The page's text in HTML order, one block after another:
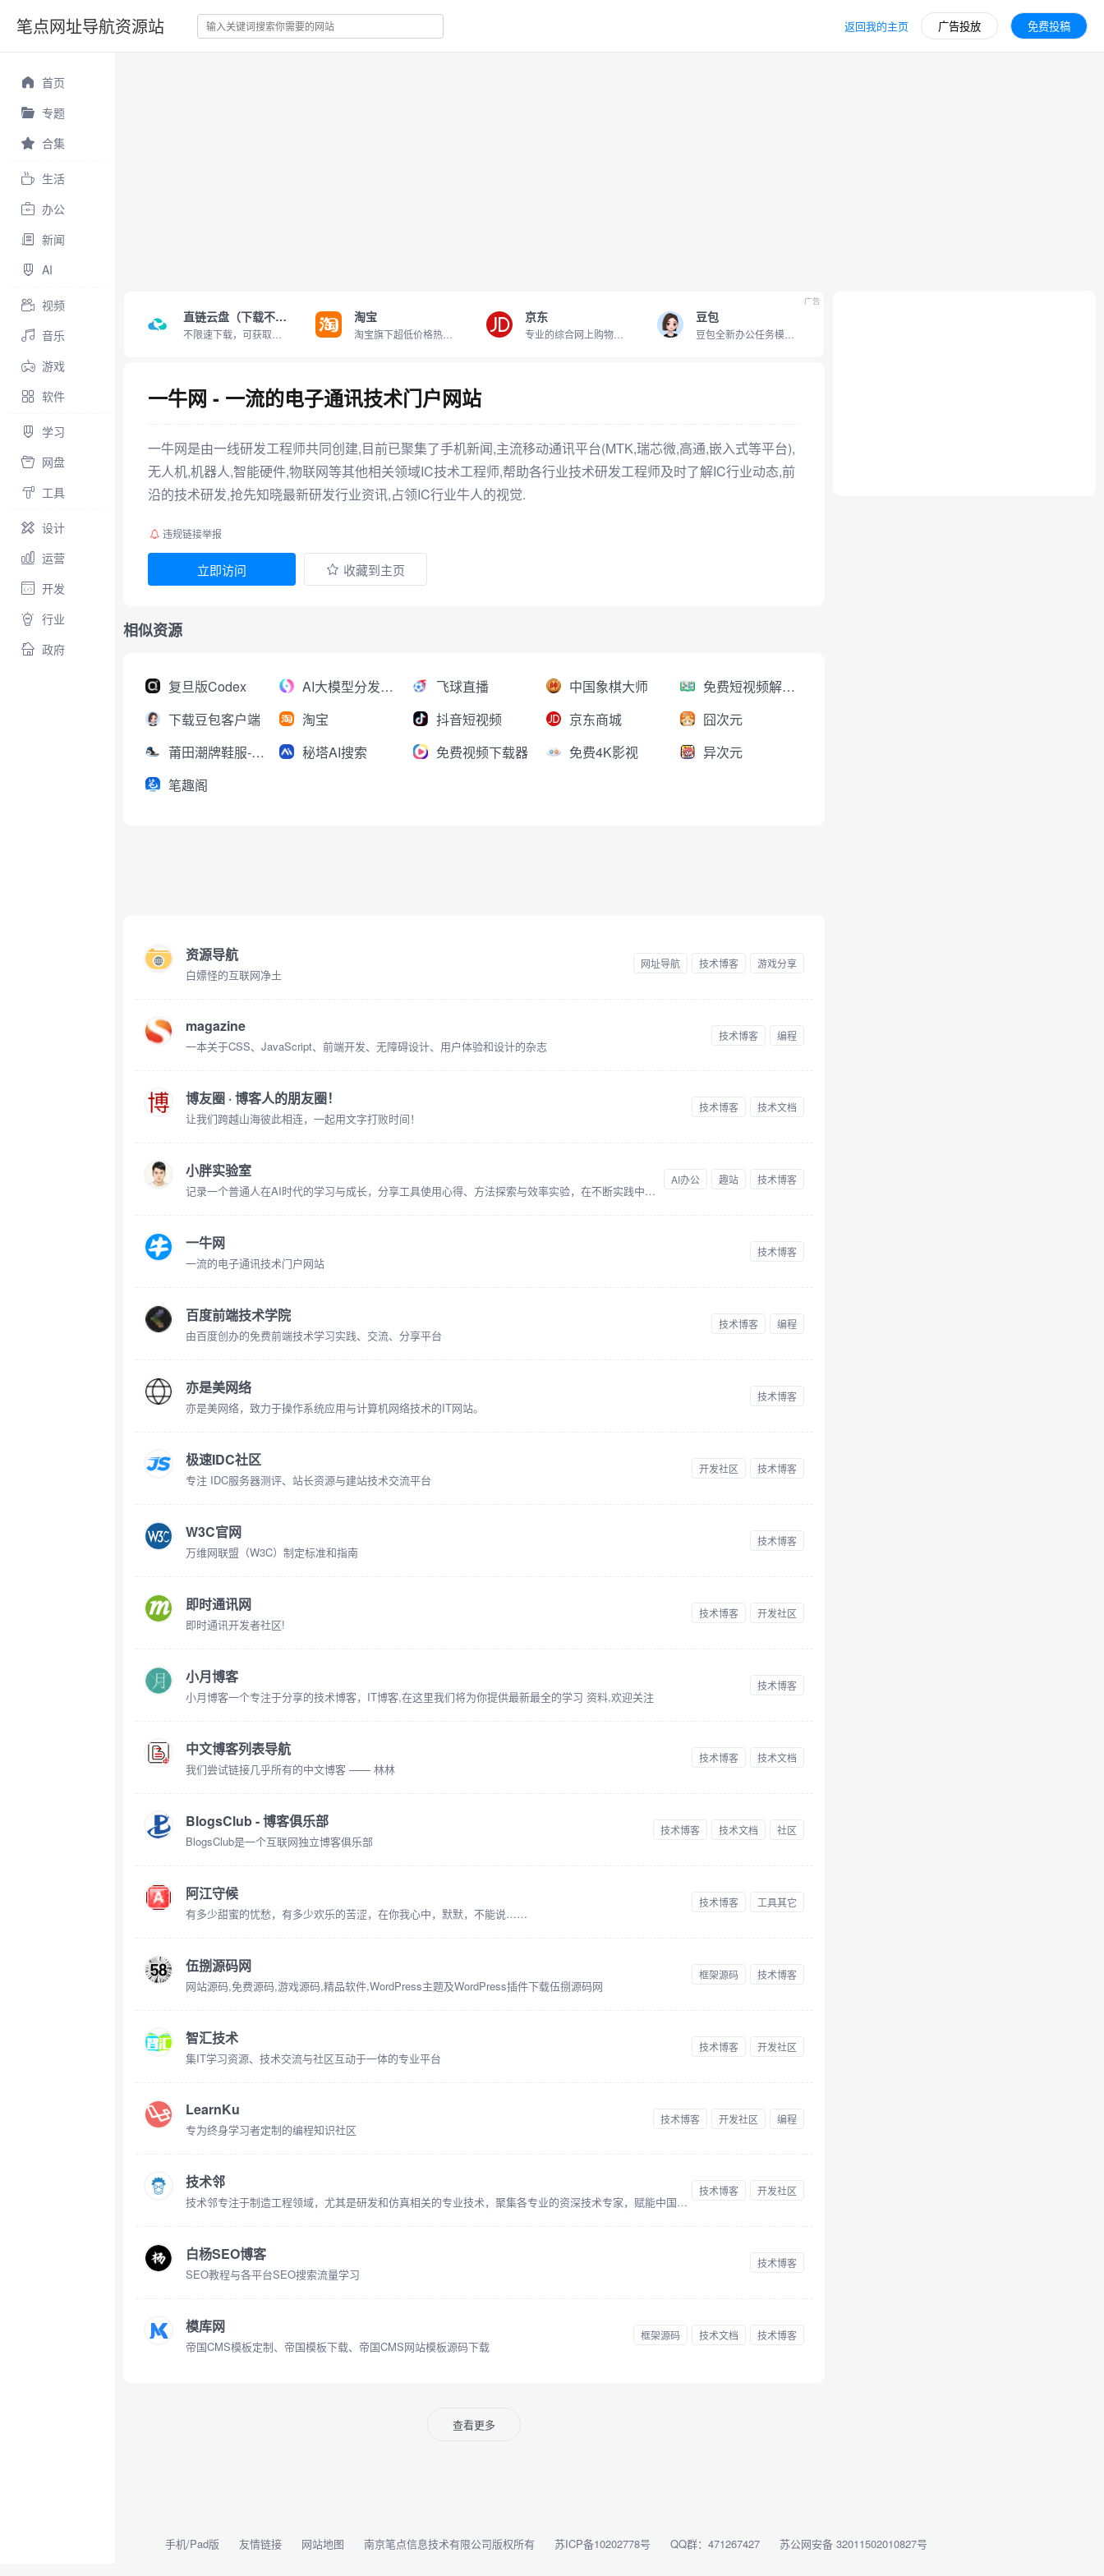
笔点网址导航资源站 返回我的主页 广告投放 免费投稿
首页
专题
合集
生活
办公
新闻
AI
视频
音乐
游戏
软件
学习
网盘
工具
设计
运营
开发
行业
政府
直链云盘（下载不限速） 淘宝 京东 豆包
广告
一牛网 - 一流的电子通讯技术门户网站
一牛网是由一线研发工程师共同创建,目前已聚集了手机新闻,主流移动通讯平台(MTK,瑞芯微,高通,嵌入式等平台),
无人机,机器人,智能硬件,物联网等其他相关领域IC技术工程师,帮助各行业技术研发工程师及时了解IC行业动态,前
沿的技术研发,抢先知晓最新研发行业资讯,占领IC行业牛人的视觉.
违规链接举报
立即访问 收藏到主页
相似资源
复旦版Codex AI大模型分发平台 飞球直播 中国象棋大师
免费短视频解析下载
下载豆包客户端
淘宝 抖音短视频 京东商城
囧次元
莆田潮牌鞋服-工厂直销
秘塔AI搜索 免费视频下载器 免费4K影视
异次元
笔趣阁
资源导航
白嫖怪的互联网净土
网址导航 技术博客 游戏分享
magazine
一本关于CSS、JavaScript、前端开发、无障碍设计、用户体验和设计的杂志
技术博客 编程
博友圈 · 博客人的朋友圈！
让我们跨越山海彼此相连，一起用文字打败时间！
技术博客 技术文档
小胖实验室
记录一个普通人在AI时代的学习与成长，分享工具使用心得、方法探索与效率实验，在不断实践中寻找属于自己的生产力路径。
AI办公 趣站 技术博客
一牛网
一流的电子通讯技术门户网站
技术博客
百度前端技术学院
由百度创办的免费前端技术学习实践、交流、分享平台
技术博客 编程
亦是美网络
亦是美网络，致力于操作系统应用与计算机网络技术的IT网站。
技术博客
极速IDC社区
专注 IDC服务器测评、站长资源与建站技术交流平台
开发社区 技术博客
W3C官网
万维网联盟（W3C）制定标准和指南
技术博客
即时通讯网
即时通讯开发者社区!
技术博客 开发社区
小月博客
小月博客一个专注于分享的技术博客，IT博客,在这里我们将为你提供最新最全的学习 资料,欢迎关注
技术博客
中文博客列表导航
我们尝试链接几乎所有的中文博客 —— 林林
技术博客 技术文档
BlogsClub - 博客俱乐部
BlogsClub是一个互联网独立博客俱乐部
技术博客 技术文档 社区
阿江守候
有多少甜蜜的忧愁，有多少欢乐的苦涩，在你我心中，默默，不能说……
技术博客 工具其它
伍捌源码网
网站源码,免费源码,游戏源码,精品软件,WordPress主题及WordPress插件下载伍捌源码网
框架源码 技术博客
智汇技术
集IT学习资源、技术交流与社区互动于一体的专业平台
技术博客 开发社区
LearnKu
专为终身学习者定制的编程知识社区
技术博客 开发社区 编程
技术邻
技术邻专注于制造工程领域，尤其是研发和仿真相关的专业技术，聚集各专业的资深技术专家，赋能中国制造企业的研发创新，和先进技术的学习应用。
技术博客 开发社区
白杨SEO博客
SEO教程与各平台SEO搜索流量学习
技术博客
模库网
帝国CMS模板定制、帝国模板下载、帝国CMS网站模板源码下载
框架源码 技术文档 技术博客
查看更多
手机/Pad版 友情链接 网站地图 南京笔点信息技术有限公司版权所有 苏ICP备10202778号 QQ群：471267427 苏公网安备 32011502010827号